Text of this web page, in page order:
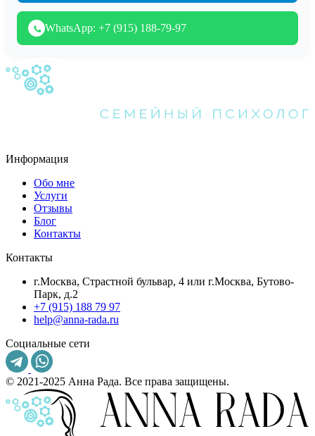
WhatsApp: +7 (915) 188-79-97
Информация
Обо мне
Услуги
Отзывы
Блог
Контакты
Контакты
г.Москва, Страстной бульвар, 4 или г.Москва, Бутово-
Парк, д.2
+7 (915) 188 79 97
help@anna-rada.ru
Социальные сети
© 2021-2025 Анна Рада. Все права защищены.